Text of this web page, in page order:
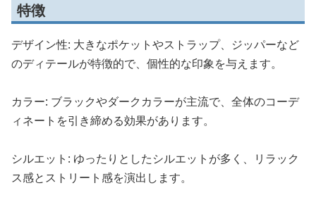
特徴
デザイン性: 大きなポケットやストラップ、ジッパーなど
のディテールが特徴的で、個性的な印象を与えます。
カラー: ブラックやダークカラーが主流で、全体のコーデ
ィネートを引き締める効果があります。
シルエット: ゆったりとしたシルエットが多く、リラック
ス感とストリート感を演出します。